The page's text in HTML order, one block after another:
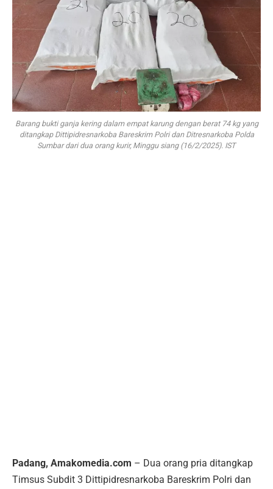
Barang bukti ganja kering dalam empat karung dengan berat 74 kg yang
ditangkap Dittipidresnarkoba Bareskrim Polri dan Ditresnarkoba Polda
Sumbar dari dua orang kurir, Minggu siang (16/2/2025). IST
Padang, Amakomedia.com – Dua orang pria ditangkap
Timsus Subdit 3 Dittipidresnarkoba Bareskrim Polri dan